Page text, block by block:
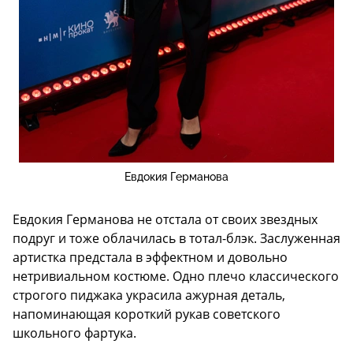
Евдокия Германова
Евдокия Германова не отстала от своих звездных
подруг и тоже облачилась в тотал-блэк. Заслуженная
артистка предстала в эффектном и довольно
нетривиальном костюме. Одно плечо классического
строгого пиджака украсила ажурная деталь,
напоминающая короткий рукав советского
школьного фартука.